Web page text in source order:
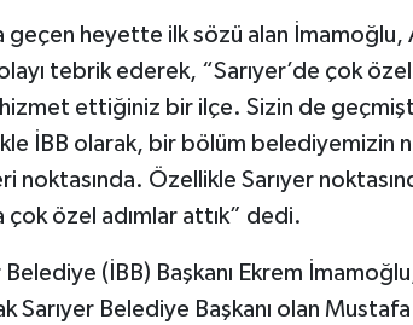
geçen heyette ilk sözü alan İmamoğlu,
tebrik ederek, “Sarıyer’de çok
hizmet ettiğiniz bir ilçe. Sizin de
İBB olarak, bir bölüm belediyemizin
noktasında. Özellikle Sarıyer
özel adımlar attık” dedi.
(İBB) Başkanı Ekrem
Sarıyer Belediye Başkanı olan